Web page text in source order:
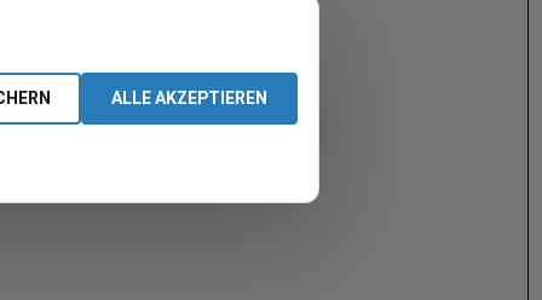
ALLE AKZEPTIEREN